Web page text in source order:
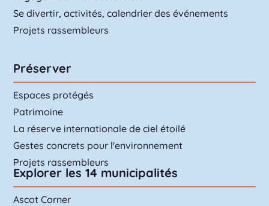
Se divertir, activités, calendrier des événements
Projets rassembleurs
Préserver
Espaces protégés
Patrimoine
La réserve internationale de ciel étoilé
Gestes concrets pour l'environnement
Projets rassembleurs
Explorer les 14 municipalités
Ascot Corner